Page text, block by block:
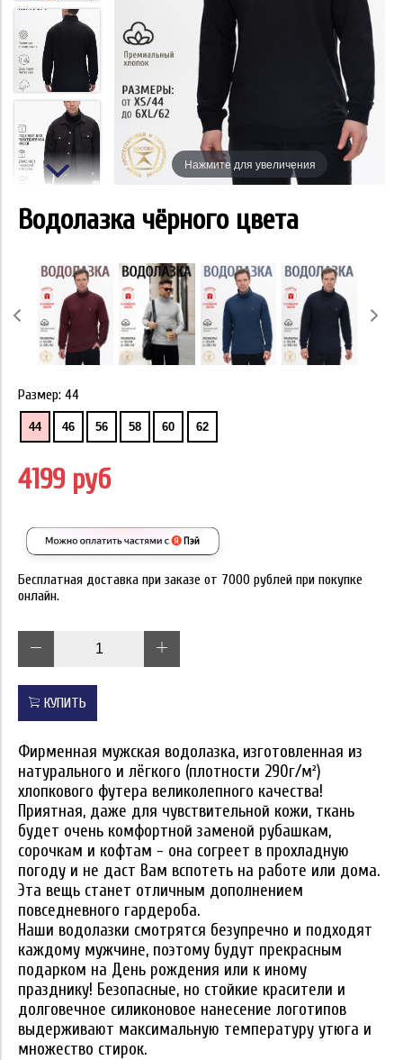
Нажмите для увеличения
Водолазка чёрного цвета
Размер: 44
44 46 56 58 60 62
4199 руб
Бесплатная доставка при заказе от 7000 рублей при покупке
онлайн.
КУПИТЬ
Фирменная мужская водолазка, изготовленная из
натурального и лёгкого (плотности 290г/м²)
хлопкового футера великолепного качества!
Приятная, даже для чувствительной кожи, ткань
будет очень комфортной заменой рубашкам,
сорочкам и кофтам - она согреет в прохладную
погоду и не даст Вам вспотеть на работе или дома.
Эта вещь станет отличным дополнением
повседневного гардероба.
Наши водолазки смотрятся безупречно и подходят
каждому мужчине, поэтому будут прекрасным
подарком на День рождения или к иному
празднику! Безопасные, но стойкие красители и
долговечное силиконовое нанесение логотипов
выдерживают максимальную температуру утюга и
множество стирок.